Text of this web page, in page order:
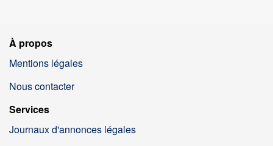
À propos
Mentions légales
Nous contacter
Services
Journaux d'annonces légales